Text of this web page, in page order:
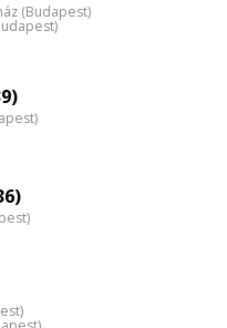
nagyítása
(Budapest)